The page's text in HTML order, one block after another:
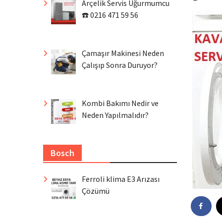
Arçelik Servis Uğurmumcu
☎️ 0216 471 59 56
Çamaşır Makinesi Neden
Çalışıp Sonra Duruyor?
Kombi Bakımı Nedir ve
Neden Yapılmalıdır?
Bosch
Ferroli klima E3 Arızası
Çözümü